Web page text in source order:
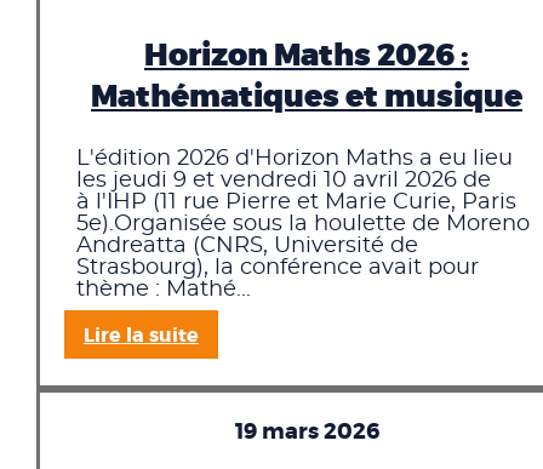
Horizon Maths 2026 :
Mathématiques et musique
L'édition 2026 d'Horizon Maths a eu lieu
les jeudi 9 et vendredi 10 avril 2026 de
à l'IHP (11 rue Pierre et Marie Curie, Paris
5e).Organisée sous la houlette de Moreno
Andreatta (CNRS, Université de
Strasbourg), la conférence avait pour
thème : Mathé...
Lire la suite
19 mars 2026